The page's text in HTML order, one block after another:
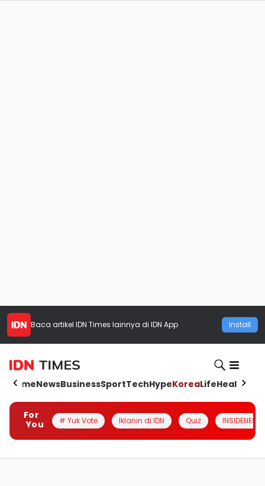
Baca artikel IDN Times lainnya di IDN App Install
HomeNewsBusinessSportTechHypeKoreaLifeHealth
For
You
# Yuk Vote Iklanin di IDN Quiz INSIDENESIA